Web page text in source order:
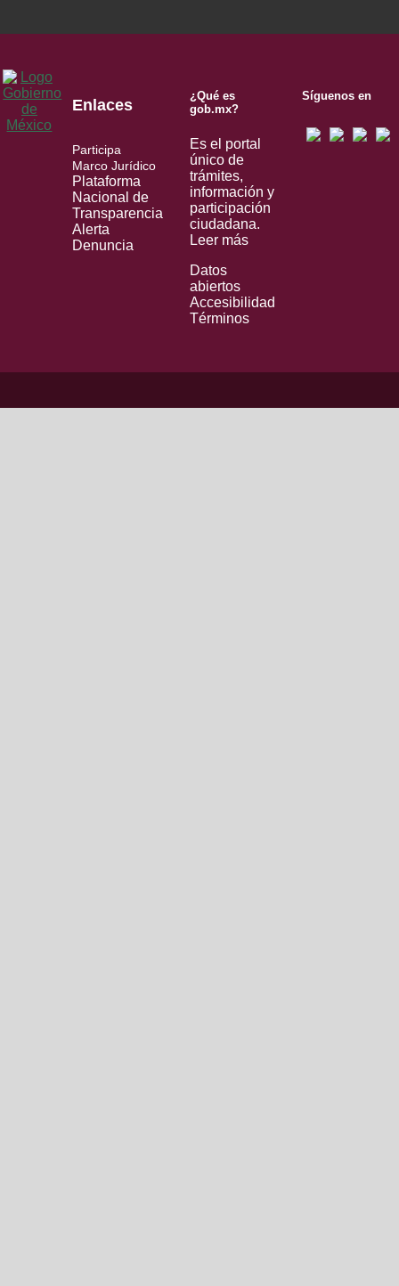
Enlaces
Participa
Marco Jurídico
Plataforma
Nacional de
Transparencia
Alerta
Denuncia
¿Qué es
gob.mx?
Es el portal
único de
trámites,
información y
participación
ciudadana.
Leer más
Datos
abiertos
Accesibilidad
Términos
Síguenos en